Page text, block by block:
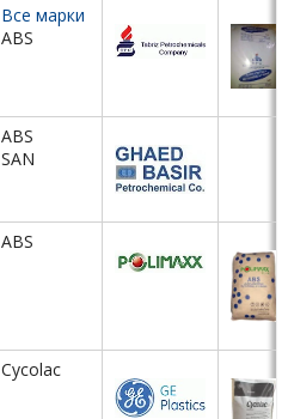
Все марки
ABS
ABS
SAN
ABS
Cycolac